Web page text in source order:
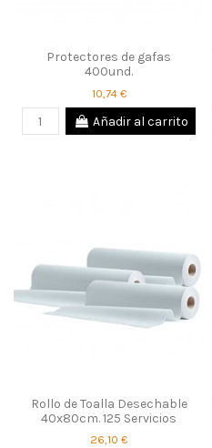
Protectores de gafas
400und.
10,74 €
Añadir al carrito
Rollo de Toalla Desechable
40x80cm. 125 Servicios
26,10 €